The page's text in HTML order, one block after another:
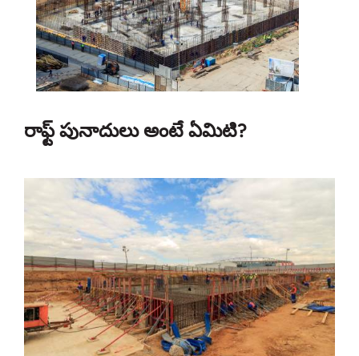
రాఫ్ట్ పునాదులు అంటే ఏమిటి?